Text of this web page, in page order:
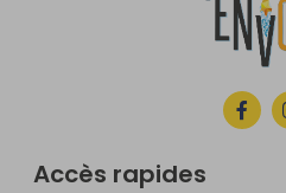
Accès rapides